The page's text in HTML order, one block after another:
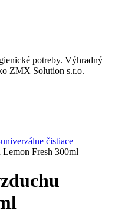
potreby. Výhradný
ZMX Solution s.r.o.
čistiace
Fresh 300ml